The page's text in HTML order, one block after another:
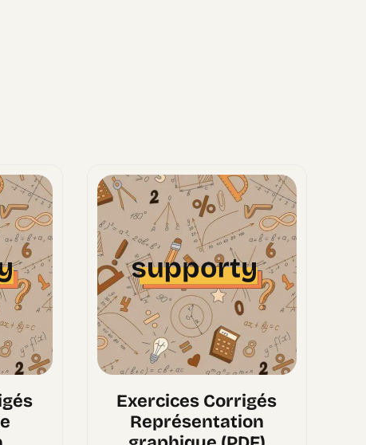
Exercices Corrigés
Représentation